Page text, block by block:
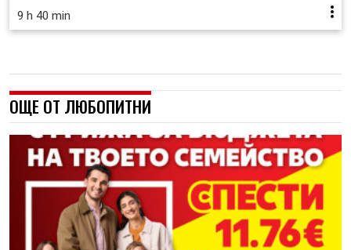
9 h 40 min
ОЩЕ ОТ ЛЮБОПИТНИ